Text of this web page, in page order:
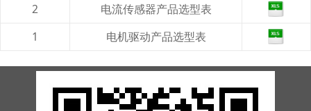
2
电流传感器产品选型表
1
电机驱动产品选型表